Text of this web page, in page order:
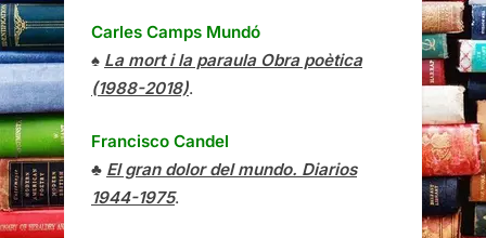
Carles Camps Mundó
♠ La mort i la paraula Obra poètica
(1988-2018).
Francisco Candel
♣ El gran dolor del mundo. Diarios
1944-1975.